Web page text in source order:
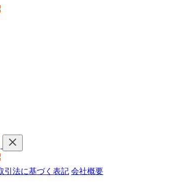
引法に基づく表記 会社概要